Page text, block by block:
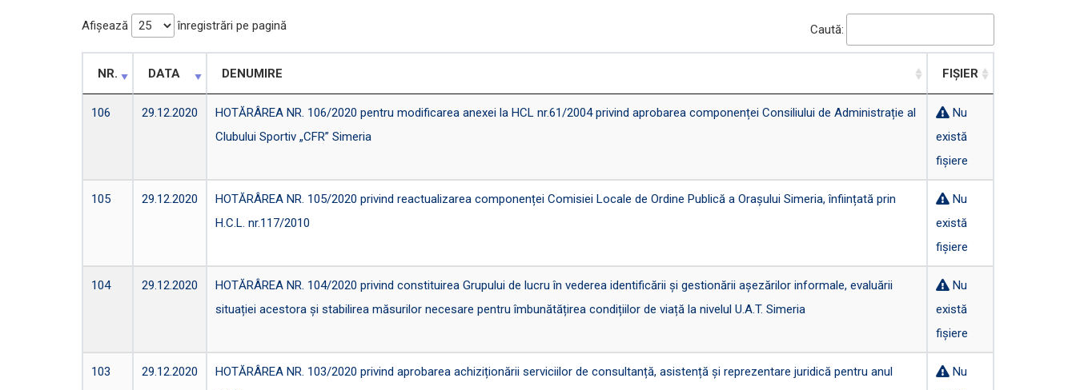
Afișează înregistrări pe pagină Caută:
NR. DATA DENUMIRE FIȘIER
106 29.12.2020
HOTĂRÂREA NR. 106/2020 pentru modificarea anexei la HCL nr.61/2004 privind aprobarea componenței Consiliului de Administrație al
Clubului Sportiv „CFR” Simeria
Nu
există
fișiere
105 29.12.2020
HOTĂRÂREA NR. 105/2020 privind reactualizarea componenței Comisiei Locale de Ordine Publică a Orașului Simeria, înființată prin
H.C.L. nr.117/2010
Nu
există
fișiere
104 29.12.2020
HOTĂRÂREA NR. 104/2020 privind constituirea Grupului de lucru în vederea identificării și gestionării așezărilor informale, evaluării
situației acestora și stabilirea măsurilor necesare pentru îmbunătățirea condițiilor de viață la nivelul U.A.T. Simeria
Nu
există
fișiere
103 29.12.2020
HOTĂRÂREA NR. 103/2020 privind aprobarea achiziționării serviciilor de consultanță, asistență și reprezentare juridică pentru anul
Nu